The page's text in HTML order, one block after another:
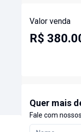
Valor venda
R$
Quer mais
Fale com